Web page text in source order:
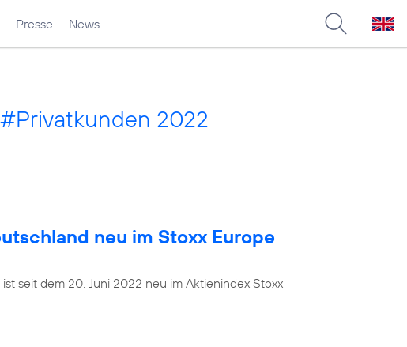
Presse News
2022
neu im Stoxx Europe
seit dem 20. Juni 2022 neu im Aktienindex Stoxx